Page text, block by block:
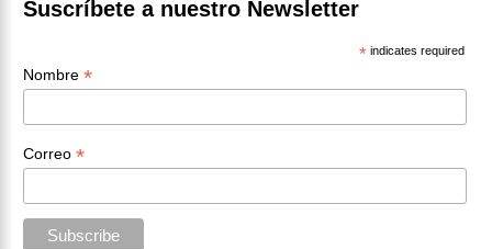
Suscríbete a nuestro Newsletter
* indicates required
Nombre *
Correo *